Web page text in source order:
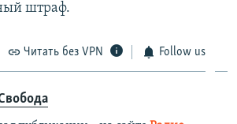
штраф.
Читать без VPN Follow us